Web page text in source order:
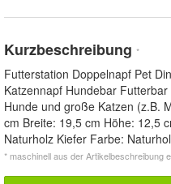
Kurzbeschreibung *
Futterstation Doppelnapf Pet
Katzennapf Hundebar
Hunde und große Katzen (z.B.
cm Breite: 19,5 cm Höhe: 12,5
Naturholz Kiefer Farbe:
* maschinell aus der Artikelbeschreibung